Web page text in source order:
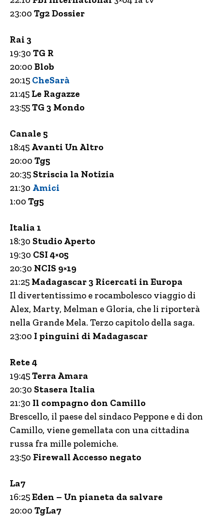
23:00 Tg2 Dossier
Rai 3
19:30 TG R
20:00 Blob
20:15 CheSarà
21:45 Le Ragazze
23:55TG 3 Mondo
Canale 5
18:45 Avanti Un Altro
20:00 Tg5
20:35 Striscia la Notizia
21:30 Amici
1:00 Tg5
Italia 1
18:30 Studio Aperto
19:30 CSI 4×05
20:30 NCIS 9×19
21:25 Madagascar 3 Ricercati in Europa
Il divertentissimo e rocambolesco viaggio di
Alex, Marty, Melman e Gloria, che li riporterà
nella Grande Mela. Terzo capitolo della saga.
23:00 I pinguini di Madagascar
Rete 4
19:45Terra Amara
20:30 Stasera Italia
21:30 Il compagno don Camillo
Brescello, il paese del sindaco Peppone e di don
Camillo, viene gemellata con una cittadina
russa fra mille polemiche.
23:50 Firewall Accesso negato
La7
16:25Eden – Un pianeta da salvare
20:00 TgLa7